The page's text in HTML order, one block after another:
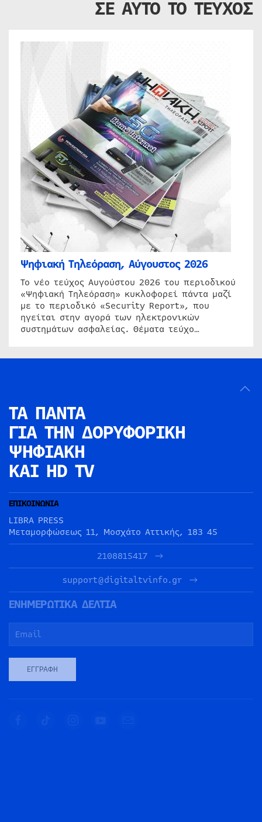
ΣΕ ΑΥΤΟ ΤΟ ΤΕΥΧΟΣ
Ψηφιακή Τηλεόραση, Αύγουστος 2026
Το νέο τεύχος Αυγούστου 2026 του περιοδικού
«Ψηφιακή Τηλεόραση» κυκλοφορεί πάντα μαζί
με το περιοδικό «Security Report», που
ηγείται στην αγορά των ηλεκτρονικών
συστημάτων ασφαλείας. Θέματα τεύχο…
ΤΑ ΠΑΝΤΑ
ΓΙΑ ΤΗΝ ΔΟΡΥΦΟΡΙΚΗ
ΨΗΦΙΑΚΗ
ΚΑΙ HD TV
ΕΠΙΚΟΙΝΩΝΙΑ
LIBRA PRESS
Μεταμορφώσεως 11, Μοσχάτο Αττικής, 183 45
2108815417
support@digitaltvinfo.gr
ΕΝΗΜΕΡΩΤΙΚΑ ΔΕΛΤΙΑ
ΕΓΓΡΑΦΉ